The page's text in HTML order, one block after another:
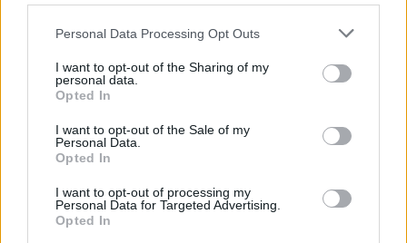
Personal Data Processing Opt Outs
I want to opt-out of the Sharing of my
personal data.
Opted In
I want to opt-out of the Sale of my
Personal Data.
Opted In
I want to opt-out of processing my
Personal Data for Targeted Advertising.
Opted In